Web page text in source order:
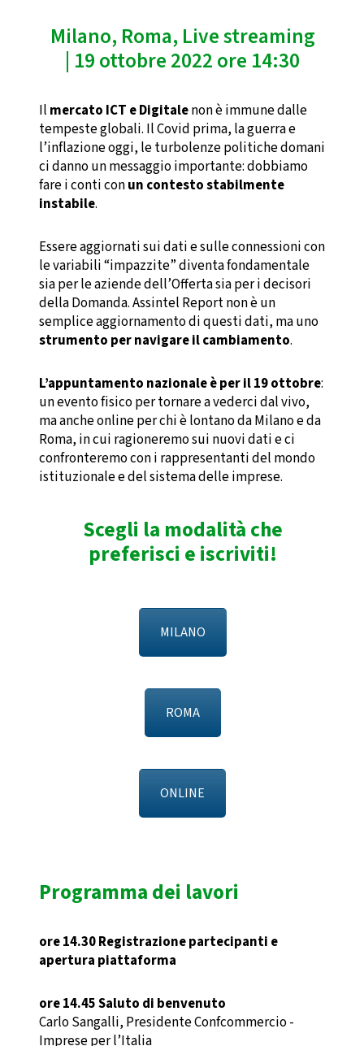
Milano, Roma, Live streaming
| 19 ottobre 2022 ore 14:30
Il mercato ICT e Digitalenon è immune dalle
tempeste globali. Il Covid prima, la guerra e
l’inflazione oggi, le turbolenze politiche domani
ci danno un messaggio importante: dobbiamo
fare i conti conun contesto stabilmente
instabile.
Essere aggiornati sui dati e sulle connessioni con
le variabili “impazzite” diventa fondamentale
sia per le aziende dell’Offerta sia per i decisori
della Domanda. Assintel Report non è un
semplice aggiornamento di questi dati, ma uno
strumento per navigare il cambiamento.
L’appuntamento nazionale è per il 19 ottobre:
un evento fisico per tornare a vederci dal vivo,
ma anche online per chi è lontano da Milano e da
Roma, in cui ragioneremo sui nuovi dati e ci
confronteremo con i rappresentanti del mondo
istituzionale e del sistema delle imprese.
Scegli la modalità che
preferisci e iscriviti!
MILANO
ROMA
ONLINE
Programma dei lavori
ore 14.30 Registrazione partecipanti e
apertura piattaforma
ore 14.45 Saluto di benvenuto
Carlo Sangalli, Presidente Confcommercio -
Imprese per l’Italia